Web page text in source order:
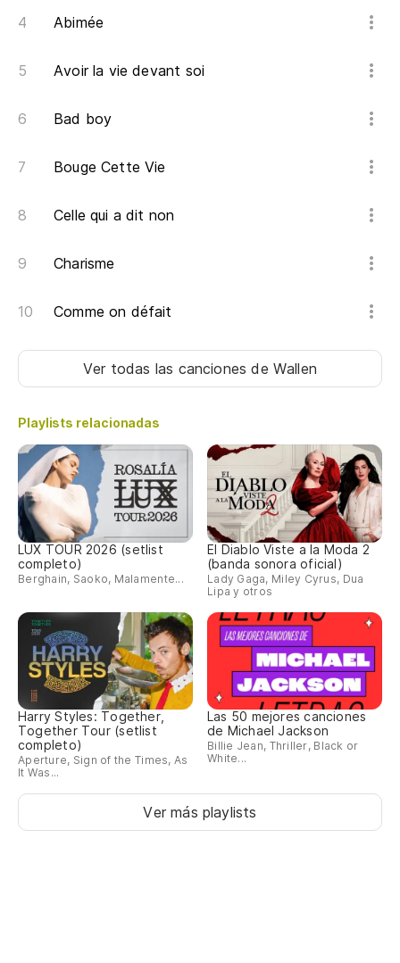
Abimée
Avoir la vie devant soi
Bad boy
Bouge Cette Vie
Celle qui a dit non
Charisme
Comme on défait
Ver todas las cancionesde Wallen
Playlists relacionadas
LUX TOUR 2026 (setlist
completo)
Berghain, Saoko, Malamente...
El Diablo Viste a la Moda 2
(banda sonora oficial)
Lady Gaga, Miley Cyrus, Dua
Lipa y otros
Harry Styles: Together,
Together Tour (setlist
completo)
Aperture, Sign of the Times, As
It Was...
Las 50 mejores canciones
de Michael Jackson
Billie Jean, Thriller, Black or
White...
Ver más playlists